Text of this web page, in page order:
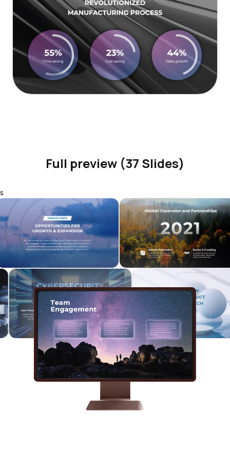
Full preview (37 Slides)
s